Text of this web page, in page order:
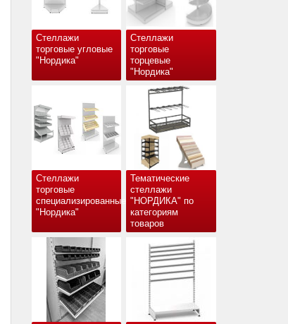
Стеллажи
торговые угловые
"Нордика"
Стеллажи
торговые
торцевые
"Нордика"
Стеллажи
торговые
специализированные
"Нордика"
Тематические
стеллажи
"НОРДИКА" по
категориям
товаров